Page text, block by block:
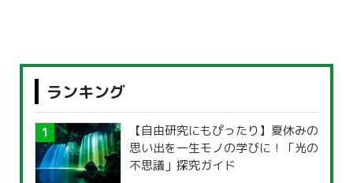
ランキング
【自由研究にもぴったり】夏休みの
思い出を一生モノの学びに！「光の
不思議」探究ガイド